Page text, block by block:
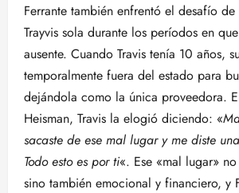
Ferrante también enfrentó el desafío de
Trayvis sola durante los períodos en
ausente. Cuando Travis tenía 10 años,
temporalmente fuera del estado para
dejándola como la única proveedora.
Heisman, Travis la elogió diciendo: «
sacaste de ese mal lugar y me diste
Todo esto es por ti«. Ese «mal lugar»
sino también emocional y financiero, y